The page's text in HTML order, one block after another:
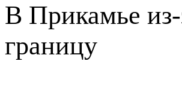
В Прикамье из-
границу